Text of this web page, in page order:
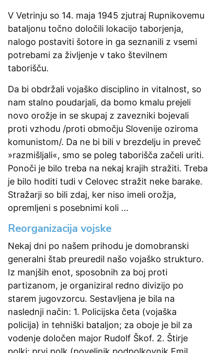
V Vetrinju so 14. maja 1945 zjutraj Rupnikovemu
bataljonu točno določili lokacijo taborjenja,
nalogo postaviti šotore in ga seznanili z vsemi
potrebami za življenje v tako številnem
taborišču.
Da bi obdržali vojaško disciplino in vitalnost, so
nam stalno poudarjali, da bomo kmalu prejeli
novo orožje in se skupaj z zavezniki bojevali
proti vzhodu /proti območju Slovenije oziroma
komunistom/. Da ne bi bili v brezdelju in preveč
»razmišljali«, smo se poleg taborišča začeli uriti.
Ponoči je bilo treba na nekaj krajih stražiti. Treba
je bilo hoditi tudi v Celovec stražit neke barake.
Stražarji so bili zdaj, ker niso imeli orožja,
opremljeni s posebnimi koli ...
Reorganizacija vojske
Nekaj dni po našem prihodu je domobranski
generalni štab preuredil našo vojaško strukturo.
Iz manjših enot, sposobnih za boj proti
partizanom, je organiziral redno divizijo po
starem jugovzorcu. Sestavljena je bila na
naslednji način: 1. Policijska četa (vojaška
policija) in tehniški bataljon; za oboje je bil za
vodenje določen major Rudolf Škof. 2. Štirje